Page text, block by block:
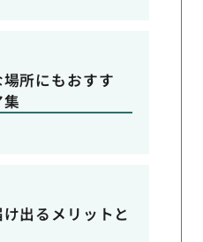
所にもおすす
出るメリットと